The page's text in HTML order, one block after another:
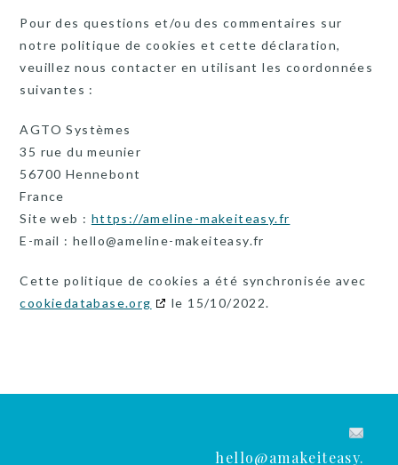
Pour des questions et/ou des commentaires sur
notre politique de cookies et cette déclaration,
veuillez nous contacter en utilisant les coordonnées
suivantes :
AGTO Systèmes
35 rue du meunier
56700 Hennebont
France
Site web : https://ameline-makeiteasy.fr
E-mail :hello@ameline-makeiteasy.fr
Cette politique de cookies a été synchronisée avec
cookiedatabase.org
le 15/10/2022.
hello@amakeiteasy.